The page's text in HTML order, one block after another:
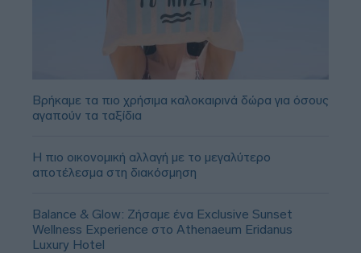
Βρήκαμε τα πιο χρήσιμα καλοκαιρινά δώρα για όσους
αγαπούν τα ταξίδια
Η πιο οικονομική αλλαγή με το μεγαλύτερο
αποτέλεσμα στη διακόσμηση
Balance & Glow: Ζήσαμε ένα Exclusive Sunset
Wellness Experience στο Athenaeum Eridanus
Luxury Hotel